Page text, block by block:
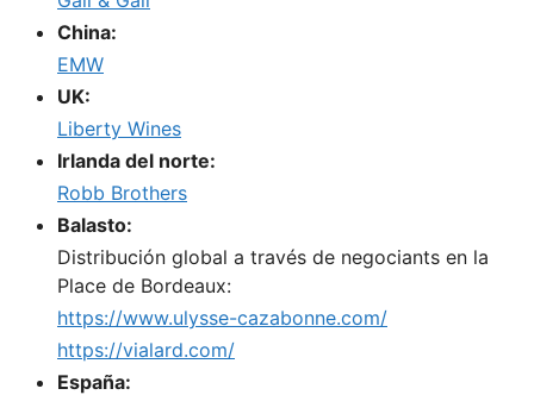
China:
EMW
UK:
Liberty Wines
Irlanda del norte:
Robb Brothers
Balasto:
Distribución global a través de negociants en la
Place de Bordeaux:
https://www.ulysse-cazabonne.com/
https://vialard.com/
España: